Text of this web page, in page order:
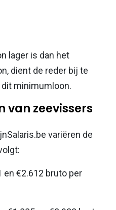
lager is dan het
dient de reder bij te
minimumloon.
van zeevissers
variëren de
en €2.612 bruto per